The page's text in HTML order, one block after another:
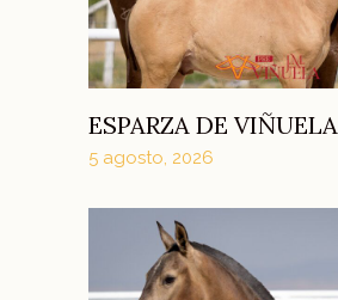
ESPARZA DE VIÑUELA
5 agosto, 2026